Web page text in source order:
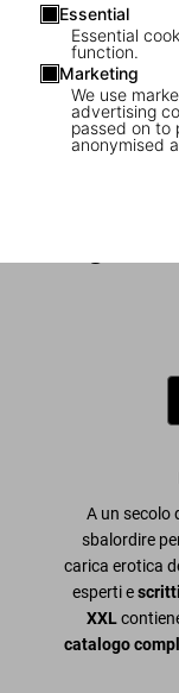
Essential
Essential
function.
Marketing
We use
advertising
passed on to
anonymised
A un secolo
sbalordire
carica erotica
esperti e
XXL
catalogo